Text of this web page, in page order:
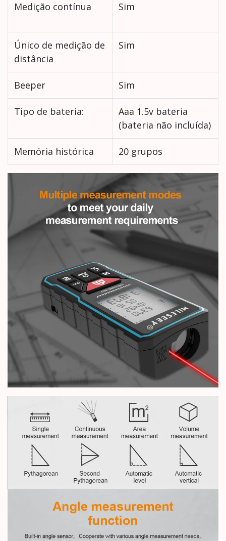
Medição contínua Sim
Único de medição de
distância
Sim
Beeper Sim
Tipo de bateria:
Aaa 1.5v bateria
(bateria não incluída)
Memória histórica 20 grupos